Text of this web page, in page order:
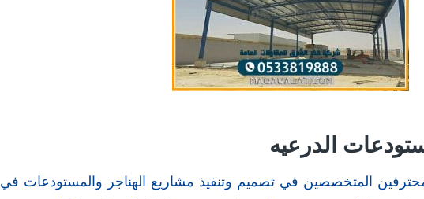
الدرعيه
المتخصصين في تصميم وتنفيذ مشاريع الهناجر والمستودعات في